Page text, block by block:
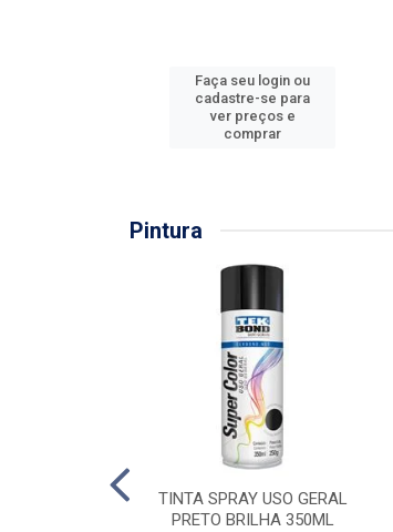
Faça seu login ou
cadastre-se para
ver preços e
comprar
Pintura
TINTA SPRAY USO GERAL
PRETO BRILHA 350ML